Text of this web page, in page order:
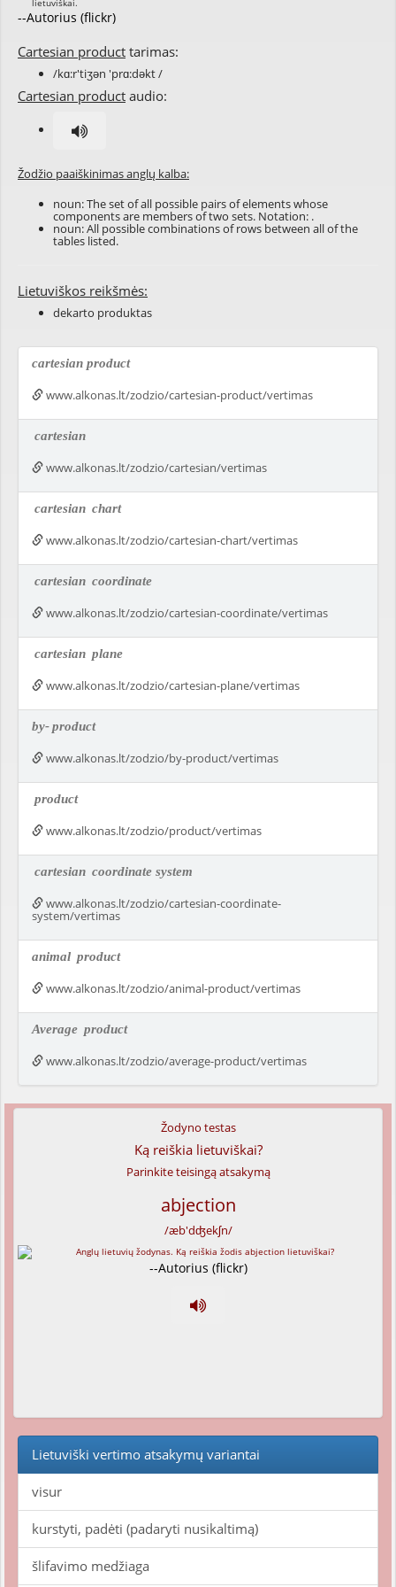
--Autorius (flickr)
Cartesian product tarimas:
/kɑ:r'tiʒən 'prɑ:dəkt /
Cartesian product audio:
Žodžio paaiškinimas anglų kalba:
noun: Thesetof all possible pairsofelementswhose
componentsare membersof two sets. Notation: .
noun: All possiblecombinationsofrows between all of the
tables listed.
Lietuviškos reikšmės:
dekarto produktas
cartesian product
www.alkonas.lt/zodzio/cartesian-product/vertimas
cartesian
www.alkonas.lt/zodzio/cartesian/vertimas
cartesian chart
www.alkonas.lt/zodzio/cartesian-chart/vertimas
cartesian coordinate
www.alkonas.lt/zodzio/cartesian-coordinate/vertimas
cartesian plane
www.alkonas.lt/zodzio/cartesian-plane/vertimas
by-product
www.alkonas.lt/zodzio/by-product/vertimas
product
www.alkonas.lt/zodzio/product/vertimas
cartesian coordinate system
www.alkonas.lt/zodzio/cartesian-coordinate-
system/vertimas
animal product
www.alkonas.lt/zodzio/animal-product/vertimas
Average product
www.alkonas.lt/zodzio/average-product/vertimas
Žodyno testas
Ką reiškia lietuviškai?
Parinkite teisingą atsakymą
abjection
/æb'dʤekʃn/
--Autorius (flickr)
Lietuviški vertimo atsakymų variantai
visur
kurstyti, padėti (padaryti nusikaltimą)
šlifavimo medžiaga